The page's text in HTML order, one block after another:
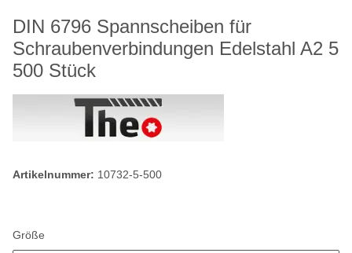
DIN 6796 Spannscheiben für
Schraubenverbindungen Edelstahl A2 5
500 Stück
Artikelnummer: 10732-5-500
Größe